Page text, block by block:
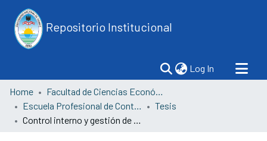
Repositorio Institucional
Log In (current)
Home
Facultad de Ciencias Económicas
Escuela Profesional de Contabilidad
Tesis
Control interno y gestión de recursos humanos en la empresa NJ GRUPO EDUCATIVO S.R.L., Tumbes 2024